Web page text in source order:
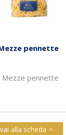
pennette
Mezze pennette
vai alla scheda